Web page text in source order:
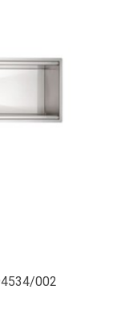
002